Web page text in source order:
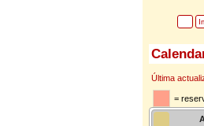
Última
=